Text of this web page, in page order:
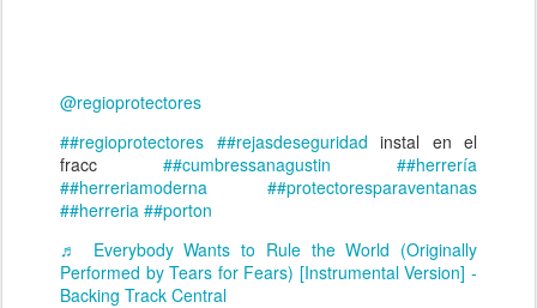
@regioprotectores
##regioprotectores ##rejasdeseguridad instal en el
fracc ##cumbressanagustin
##herrería
##herreriamoderna
##protectoresparaventanas
##herreria ##porton
♬ Everybody Wants to Rule the World (Originally
Performed by Tears for Fears) [Instrumental Version] -
Backing Track Central